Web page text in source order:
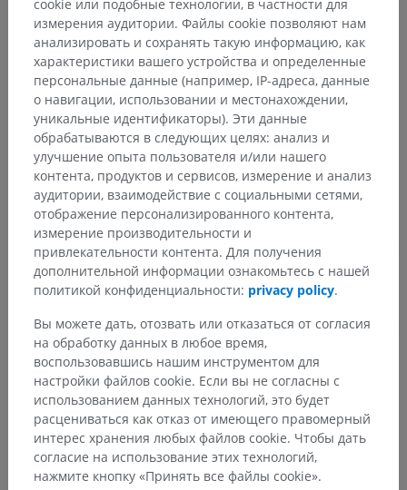
Анатомия человека 1
Общая анатомия> Общие термины> Ладонный
Основные структуры:Нет анатомических терминов,
относящихся к этой части тела
Сравнительная анатомия
животных
Переводы
Заметили ошибку?
Не стесняйтесь предложить поправку, свою версию
перевода или решение по улучшению контента.
cookie или подобные технологии, в частности для
измерения аудитории. Файлы cookie позволяют нам
анализировать и сохранять такую информацию, как
характеристики вашего устройства и определенные
персональные данные (например, IP-адреса, данные
о навигации, использовании и местонахождении,
уникальные идентификаторы). Эти данные
обрабатываются в следующих целях: анализ и
улучшение опыта пользователя и/или нашего
контента, продуктов и сервисов, измерение и анализ
аудитории, взаимодействие с социальными сетями,
отображение персонализированного контента,
измерение производительности и
привлекательности контента. Для получения
дополнительной информации ознакомьтесь с нашей
политикой конфиденциальности: privacy policy.
Вы можете дать, отозвать или отказаться от согласия
на обработку данных в любое время,
воспользовавшись нашим инструментом для
настройки файлов cookie. Если вы не согласны с
использованием данных технологий, это будет
расцениваться как отказ от имеющего правомерный
интерес хранения любых файлов cookie. Чтобы дать
согласие на использование этих технологий,
нажмите кнопку «Принять все файлы cookie».